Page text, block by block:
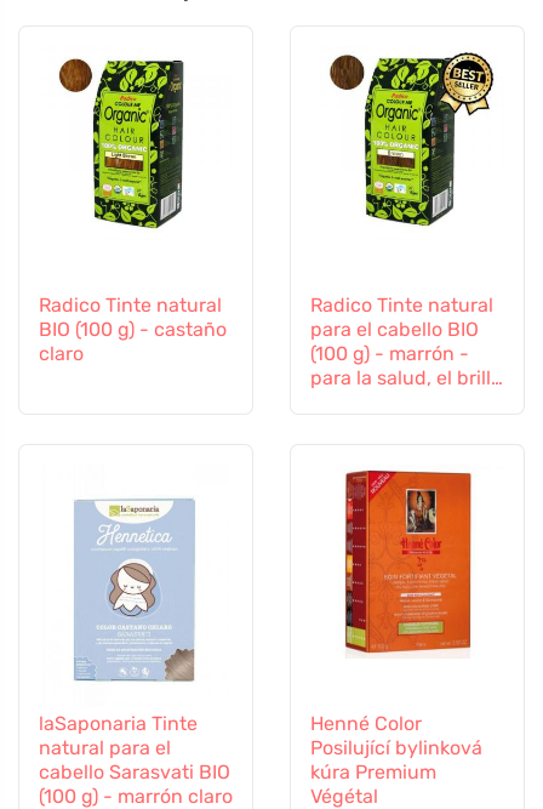
Radico Tinte natural
BIO (100 g) - castaño
claro
Radico Tinte natural
para el cabello BIO
(100 g) - marrón -
para la salud, el brillo
laSaponaria Tinte
natural para el
cabello Sarasvati BIO
(100 g) - marrón claro
Henné Color
Posilující bylinková
kúra Premium
Végétal